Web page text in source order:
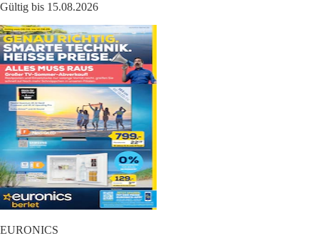
Gültig bis 15.08.2026
EURONICS